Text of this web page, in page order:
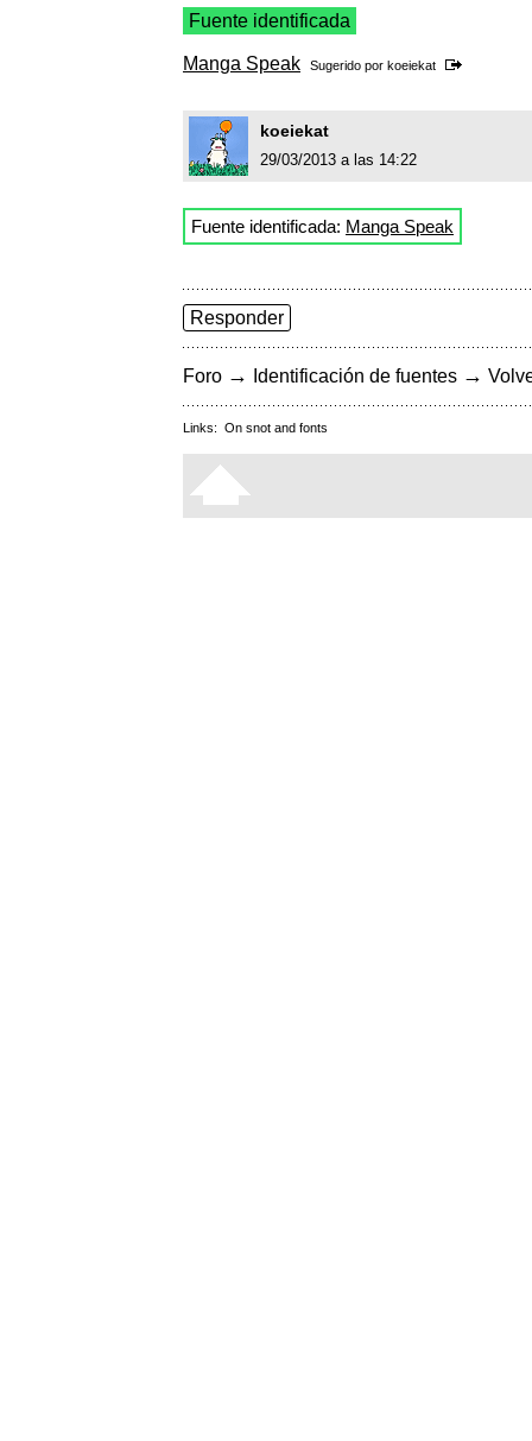
Fuente identificada
Manga Speak Sugerido por koeiekat
koeiekat
29/03/2013 a las 14:22
Fuente identificada: Manga Speak
Responder
Foro → Identificación de fuentes →
Links: On snot and fonts